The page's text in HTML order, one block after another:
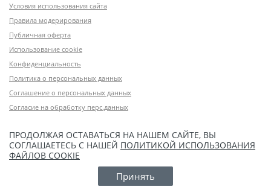
Условия использования сайта
Правила модерирования
Публичная оферта
Использование cookie
Конфиденциальность
Политика о персональных данных
Соглашение о персональных данных
Согласие на обработку перс.данных
ПРОДОЛЖАЯ ОСТАВАТЬСЯ НА НАШЕМ САЙТЕ, ВЫ
СОГЛАШАЕТЕСЬ С НАШЕЙ ПОЛИТИКОЙ ИСПОЛЬЗОВАНИЯ
ФАЙЛОВ COOKIE
Принять